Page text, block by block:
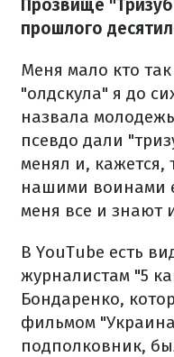
Прозвище
прошлого
Меня мало кто
"олдскула" я до
назвала
псевдо дали
менял и, кажется,
нашими воинами
меня все и знают
В YouTube есть
журналистам "5
Бондаренко,
фильмом
подполковник,